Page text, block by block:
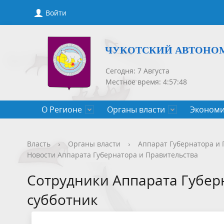
Войти
ЧУКОТСКИЙ
Сегодня: 7 Августа
Местное время: 4:57:48
О Регионе
Общие сведения
Органы власти
Губернатор
Государственные программы
Чукотского АО
Защита населения от ЧС
Нормативно-правовые акты Проекты
Новости Новости
Чукотского АО
Конкурсы, сведения о вакантных
должностях
Порядок
Порядок рассмотрения обращений
Порядок
приемов
Власть › Органы власти › Аппарат Губернатора и
Новости Аппарата Губернатора и Правительства
Сотрудники Аппарата
субботник